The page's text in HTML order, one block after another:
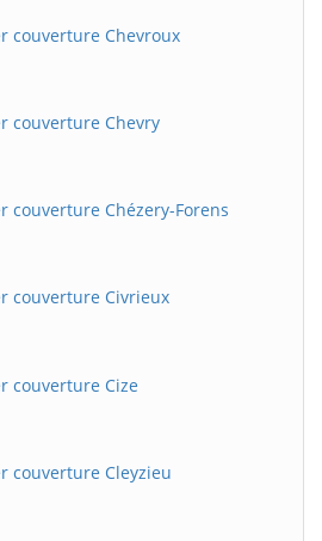
couverture Chevroux
couverture Chevry
couverture Chézery-Forens
couverture Civrieux
couverture Cize
couverture Cleyzieu